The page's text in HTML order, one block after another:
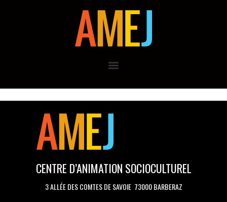
CENTRE D’ANIMATION SOCIOCULTUREL
3 ALLÉE DES COMTES DE SAVOIE 73000 BARBERAZ